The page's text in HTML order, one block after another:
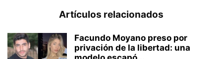
Artículos relacionados
Facundo Moyano preso por
privación de la libertad: una